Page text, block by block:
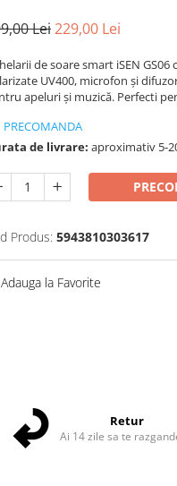
Lei229,00 Lei
de soare smart iSEN
UV400, microfon și
apeluri și muzică. Perfecti
PRECOMANDA
de livrare: aproximativ 5-
Produs: 5943810303617
Adauga la Favorite
Retur
Ai 14 zile sa te